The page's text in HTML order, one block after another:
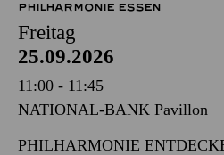
PHILHARMONIE ESSEN
Freitag
25.09.2026
11:00 - 11:45
NATIONAL-BANK Pavillon
PHILHARMONIE